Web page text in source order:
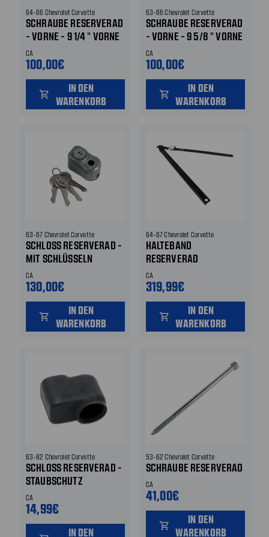
64-66 Chevrolet Corvette
SCHRAUBE RESERVERAD
- VORNE - 9 1/4 " VORNE
CA
100,00€
shopping_cart
IN DEN
WARENKORB
63-66 Chevrolet Corvette
SCHRAUBE RESERVERAD
- VORNE - 9 5/8 " VORNE
CA
100,00€
shopping_cart
IN DEN
WARENKORB
63-67 Chevrolet Corvette
SCHLOSS RESERVERAD -
MIT SCHLÜSSELN
CA
130,00€
shopping_cart
IN DEN
WARENKORB
64-67 Chevrolet Corvette
HALTEBAND
RESERVERAD
CA
319,99€
shopping_cart
IN DEN
WARENKORB
63-82 Chevrolet Corvette
SCHLOSS RESERVERAD -
STAUBSCHUTZ
CA
14,99€
IN DEN
53-62 Chevrolet Corvette
SCHRAUBE RESERVERAD
CA
41,00€
shopping_cart
IN DEN
WARENKORB